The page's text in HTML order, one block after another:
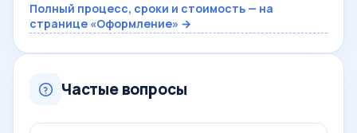
Полный процесс, сроки и стоимость — на
странице «Оформление» →
Частые вопросы